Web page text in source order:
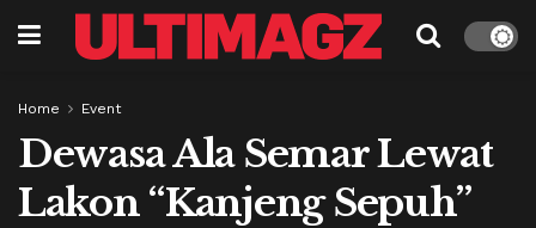
Home Event
Dewasa Ala Semar Lewat
Lakon “Kanjeng Sepuh”